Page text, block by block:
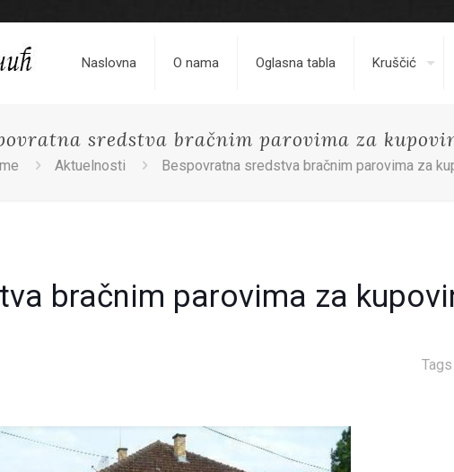
Naslovna O nama Oglasna tabla Kruščić
sredstva bračnim parovima za
Aktuelnosti Bespovratna sredstva bračnim parovima za
bračnim parovima za
Tags